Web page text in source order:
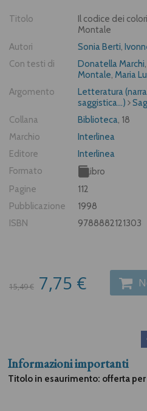
Titolo
Il codice dei
Montale
Autori
Sonia Berti,
Con testi di
Donatella Marchi,
Montale, Maria
Argomento
Letteratura
saggistica...)
Collana
Biblioteca, 18
Marchio
Interlinea
Editore
Interlinea
Formato
Libro
Pagine
112
Pubblicazione
1998
ISBN
9788882121303
15,49 € 7,75 €
Informazioni importanti
Titolo in esaurimento: offerta